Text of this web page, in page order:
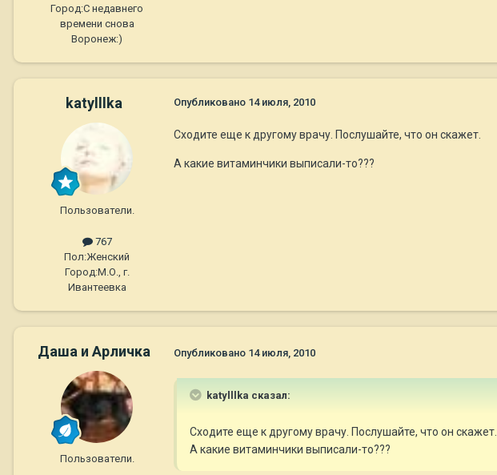
Город:С недавнего
времени снова
Воронеж:)
katylllka
Пользователи.
767
Пол:Женский
Город:М.О., г.
Ивантеевка
Опубликовано 14 июля, 2010
Сходите еще к другому врачу. Послушайте, что он скажет.
А какие витаминчики выписали-то???
Даша и Арличка
Пользователи.
Опубликовано 14 июля, 2010
katylllka сказал:
Сходите еще к другому врачу. Послушайте, что он скажет.
А какие витаминчики выписали-то???